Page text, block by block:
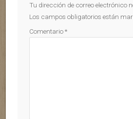
Tu dirección de correo electrónico
Los campos obligatorios están
Comentario*